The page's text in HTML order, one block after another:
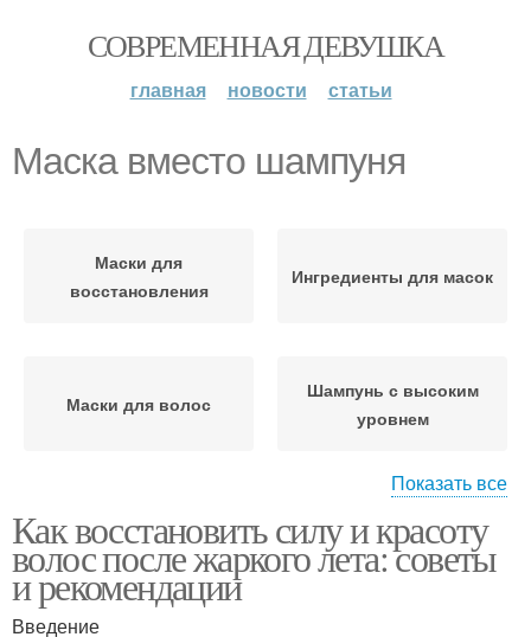
СОВРЕМЕННАЯ ДЕВУШКА
главная новости статьи
Маска вместо шампуня
Маски для
восстановления
Ингредиенты для масок
Маски для волос
Шампунь с высоким
уровнем
От обычный шампунь
Показать все
Как восстановить силу и красоту
волос после жаркого лета: советы
и рекомендации
Введение